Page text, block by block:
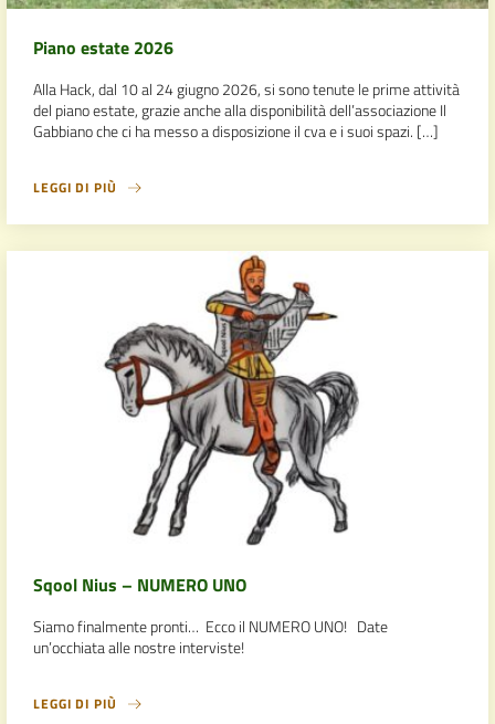
Piano estate 2026
Alla Hack, dal 10 al 24 giugno 2026, si sono tenute le prime attività
del piano estate, grazie anche alla disponibilità dell’associazione Il
Gabbiano che ci ha messo a disposizione il cva e i suoi spazi. […]
LEGGI DI PIÙ
Sqool Nius – NUMERO UNO
Siamo finalmente pronti… Ecco il NUMERO UNO! Date
un’occhiata alle nostre interviste!
LEGGI DI PIÙ